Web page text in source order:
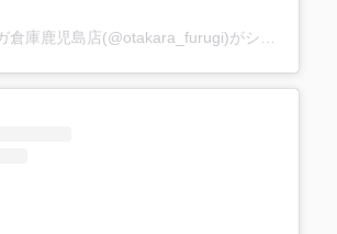
古着屋@マンガ倉庫鹿児島店(@otakara_furugi)がシェアした投稿